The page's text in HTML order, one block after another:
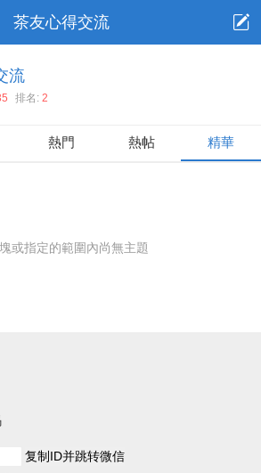
茶友心得交流
流
排名: 2
熱門 熱帖 精華
或指定的範圍內尚無主題
复制ID并跳转微信